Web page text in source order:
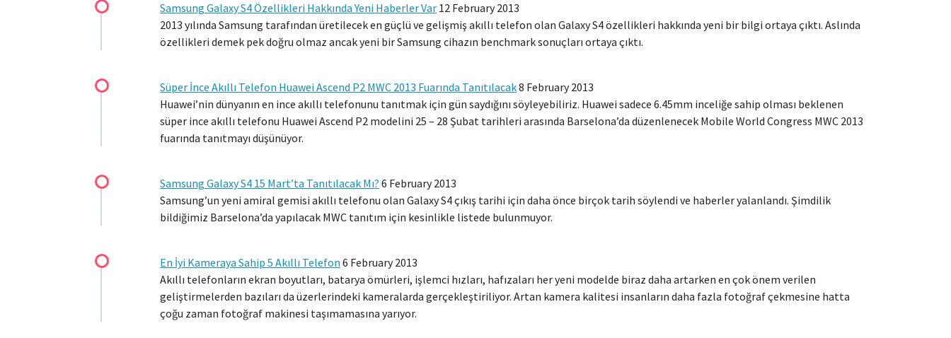
Samsung Galaxy S4 Özellikleri Hakkında Yeni Haberler Var 12 February 2013
2013 yılında Samsung tarafından üretilecek en güçlü ve gelişmiş akıllı telefon olan Galaxy S4 özellikleri hakkında yeni bir bilgi ortaya çıktı. Aslında
özellikleri demek pek doğru olmaz ancak yeni bir Samsung cihazın benchmark sonuçları ortaya çıktı.
Süper İnce Akıllı Telefon Huawei Ascend P2 MWC 2013 Fuarında Tanıtılacak8 February 2013
Huawei’nin dünyanın en ince akıllı telefonunu tanıtmak için gün saydığını söyleyebiliriz. Huawei sadece 6.45mm inceliğe sahip olması beklenen
süper ince akıllı telefonu Huawei Ascend P2 modelini 25 – 28 Şubat tarihleri arasında Barselona’da düzenlenecek Mobile World Congress MWC 2013
fuarında tanıtmayı düşünüyor.
Samsung Galaxy S4 15 Mart’ta Tanıtılacak Mı? 6 February 2013
Samsung’un yeni amiral gemisi akıllı telefonu olan Galaxy S4 çıkış tarihi için daha önce birçok tarih söylendi ve haberler yalanlandı. Şimdilik
bildiğimiz Barselona’da yapılacak MWC tanıtım için kesinlikle listede bulunmuyor.
En İyi Kameraya Sahip 5 Akıllı Telefon 6 February 2013
Akıllı telefonların ekran boyutları, batarya ömürleri, işlemci hızları, hafızaları her yeni modelde biraz daha artarken en çok önem verilen
geliştirmelerden bazıları da üzerlerindeki kameralarda gerçekleştiriliyor. Artan kamera kalitesi insanların daha fazla fotoğraf çekmesine hatta
çoğu zaman fotoğraf makinesi taşımamasına yarıyor.